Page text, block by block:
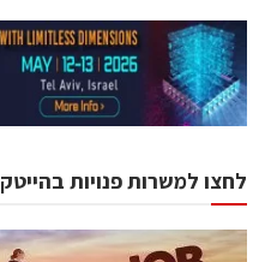
לחצו למשרות פנויות בהייטק